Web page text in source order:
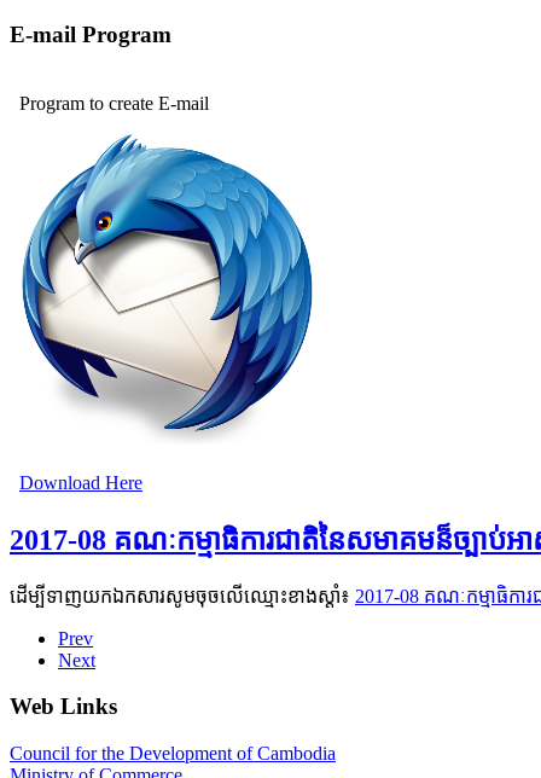
E-mail Program
Program to create E-mail
Download Here
2017-08 គណៈកម្មាធិការជាតិនៃសមាគមន៏ច្បាប់អ
ដើម្បីទាញយកឯកសារសូមចុចលើឈ្មោះខាងស្តាំ៖ 2017-08 គណៈកម្មាធិកា
Prev
Next
Web Links
Council for the Development of Cambodia